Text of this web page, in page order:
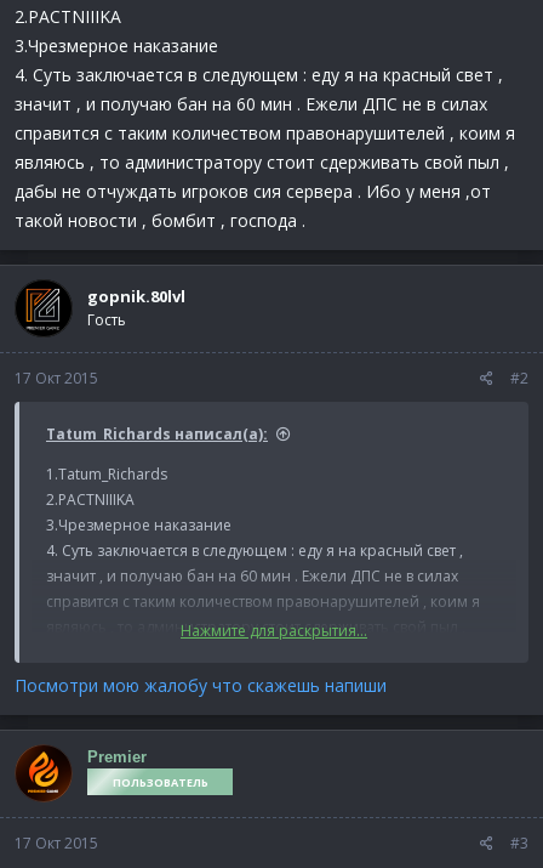
2.PACTNIIIKA
3.Чрезмерное наказание
4. Суть заключается в следующем : еду я на красный свет ,
значит , и получаю бан на 60 мин . Ежели ДПС не в силах
справится с таким количеством правонарушителей , коим я
являюсь , то администратору стоит сдерживать свой пыл ,
дабы не отчуждать игроков сия сервера . Ибо у меня ,от
такой новости , бомбит , господа .
gopnik.80lvl
Гость
17 Окт 2015 #2
Tatum_Richards написал(а):
1.Tatum_Richards
2.PACTNIIIKA
3.Чрезмерное наказание
4. Суть заключается в следующем : еду я на красный свет ,
значит , и получаю бан на 60 мин . Ежели ДПС не в силах
справится с таким количеством правонарушителей , коим я
являюсь , то администратору стоит сдерживать свой пыл ,
новости , бомбит , господа .
Нажмите для раскрытия...
Посмотри мою жалобу что скажешь напиши
Premier
ПОЛЬЗОВАТЕЛЬ
17 Окт 2015 #3